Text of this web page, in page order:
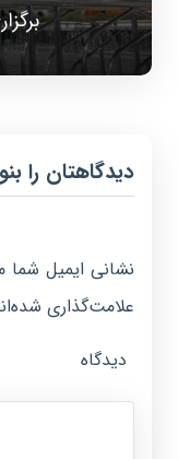
دیدگاهتان را
نشانی ایمیل
علامت‌گذاری
دیدگاه